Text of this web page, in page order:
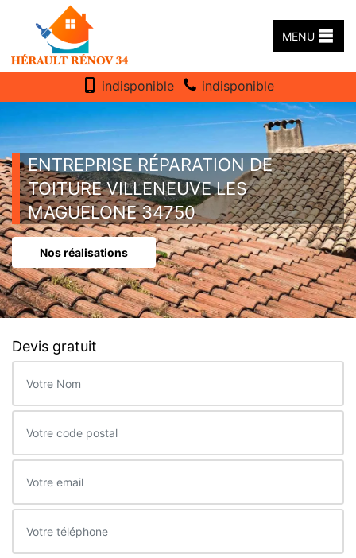
MENU
indisponible indisponible
ENTREPRISE RÉPARATION DE
TOITURE VILLENEUVE LES
MAGUELONE 34750
Nos réalisations
Devis gratuit